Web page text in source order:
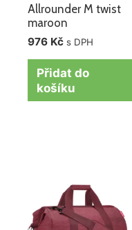
Allrounder M twist
maroon
976 Kč s DPH
Přidat do
košíku